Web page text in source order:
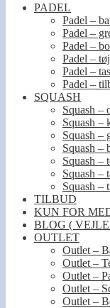
PADEL
Padel –
Padel –
Padel –
Padel –
Padel –
Padel –
SQUASH
Squash –
Squash –
Squash –
Squash –
Squash –
Squash –
Squash –
TILBUD
KUN FOR
BLOG (
OUTLET
Outlet –
Outlet –
Outlet –
Outlet –
Outlet –